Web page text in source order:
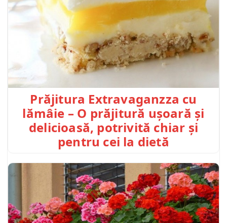
Prăjitura Extravaganzza cu
lămâie – O prăjitură ușoară și
delicioasă, potrivită chiar și
pentru cei la dietă